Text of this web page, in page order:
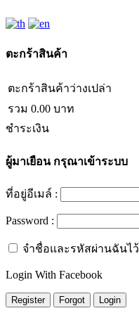
ตะกร้าสินค้า
ตะกร้าสินค้าว่างเปล่า
รวม 0.00 บาท
ชำระเงิน
ผู้มาเยือนกรุณาเข้าระบบ
ที่อยู่อีเมล์ :
Password :
จำชื่อและรหัสผ่านฉันไว้
Login With Facebook